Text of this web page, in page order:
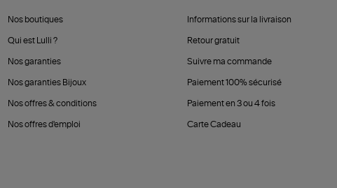
Nos boutiques
Qui est Lulli ?
Nos garanties
Nos garanties Bijoux
Nos offres & conditions
Nos offres d'emploi
Informations sur la livraison
Retour gratuit
Suivre ma commande
Paiement 100% sécurisé
Paiement en 3 ou 4 fois
Carte Cadeau